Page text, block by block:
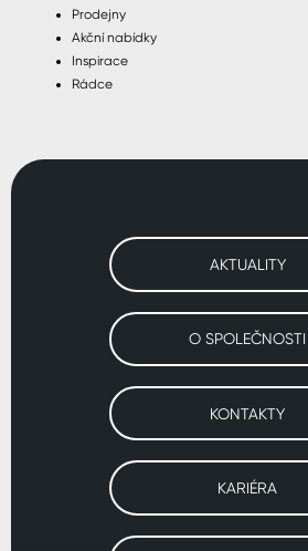
Prodejny
Akční nabídky
Inspirace
Rádce
AKTUALITY
O SPOLEČNOSTI
KONTAKTY
KARIÉRA